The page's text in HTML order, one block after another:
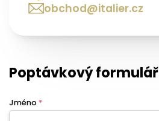
obchod@italier.cz
Poptávkový formulář
Jméno *